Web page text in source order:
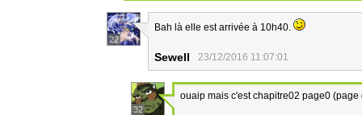
22
Bah là elle est arrivée à 10h40.
Sewell 23/12/2016 11:07:01
32
ouaip mais c'est chapitre02 page0 (page